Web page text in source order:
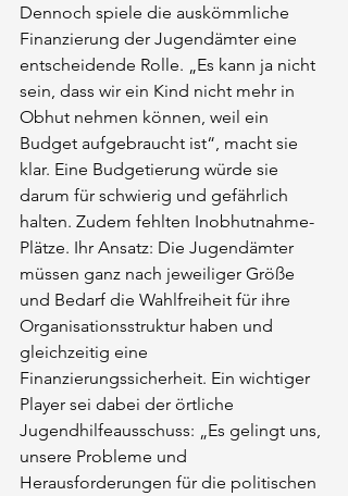
Dennoch spiele die auskömmliche
Finanzierung der Jugendämter eine
entscheidende Rolle. „Es kann ja nicht
sein, dass wir ein Kind nicht mehr in
Obhut nehmen können, weil ein
Budget aufgebraucht ist“, macht sie
klar. Eine Budgetierung würde sie
darum für schwierig und gefährlich
halten. Zudem fehlten Inobhutnahme-
Plätze. Ihr Ansatz: Die Jugendämter
müssen ganz nach jeweiliger Größe
und Bedarf die Wahlfreiheit für ihre
Organisationsstruktur haben und
gleichzeitig eine
Finanzierungssicherheit. Ein wichtiger
Player sei dabei der örtliche
Jugendhilfeausschuss: „Es gelingt uns,
unsere Probleme und
Herausforderungen für die politischen